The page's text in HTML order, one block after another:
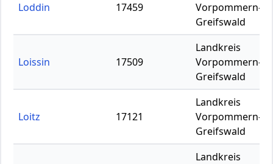
Loddin 17459
Vorpommern-
Greifswald
Loissin 17509
Landkreis
Vorpommern-
Greifswald
Loitz 17121
Landkreis
Vorpommern-
Greifswald
Landkreis